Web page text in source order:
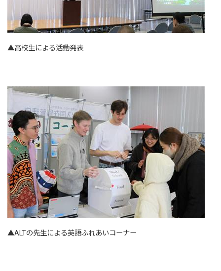
▲高校生による活動発表
▲ALTの先生による英語ふれあいコーナー